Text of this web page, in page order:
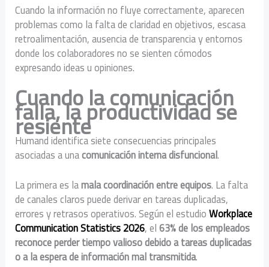
Cuando la información no fluye correctamente, aparecen
problemas como la falta de claridad en objetivos, escasa
retroalimentación, ausencia de transparencia y entornos
donde los colaboradores no se sienten cómodos
expresando ideas u opiniones.
Cuando la comunicación
falla, la productividad se
resiente
Humand identifica siete consecuencias principales
asociadas a unacomunicación interna disfuncional.
La primera es lamala coordinación entre equipos. La falta
de canales claros puede derivar en tareas duplicadas,
errores y retrasos operativos. Según el estudioWorkplace
Communication Statistics 2026, el63% de los empleados
reconoce perder tiempo valioso debido a tareas duplicadas
o a la espera de información mal transmitida.